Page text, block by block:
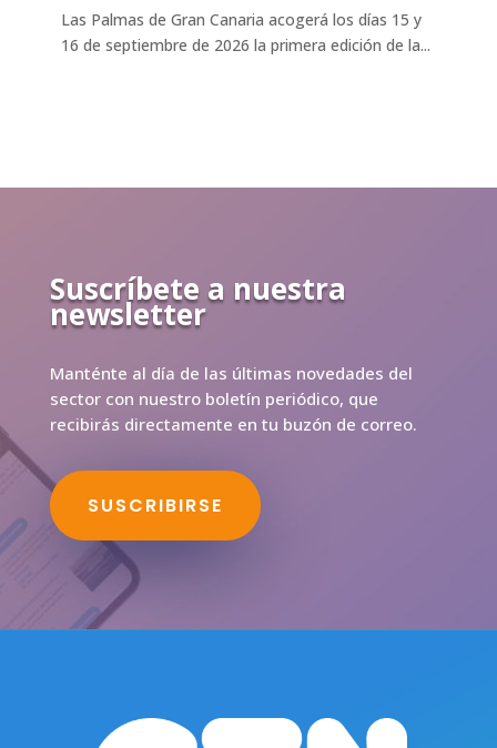
Las Palmas de Gran Canaria acogerá los días 15 y
16 de septiembre de 2026 la primera edición de la...
Suscríbete a nuestra
newsletter
Manténte al día de las últimas novedades del
sector con nuestro boletín periódico, que
recibirás directamente en tu buzón de correo.
SUSCRIBIRSE